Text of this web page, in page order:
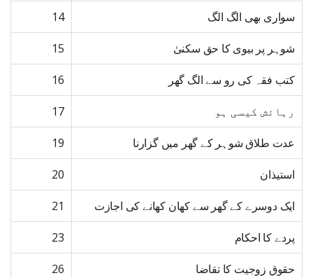
سواری بھی الگ الگ 14
شوہر پر بیوی کا حق سکنیٰ 15
کتب فقہ کی رو سے الگ گھر 16
رہائش کیسی ہو 17
عدت طلاق شوہر کے گھر میں گزارنا 19
استیذان 20
ایک دوسرے کے گھر سے کھان کھانے کی اجازت 21
پردے کا احکام 23
حقوق زوجیت کا تقاضا 26